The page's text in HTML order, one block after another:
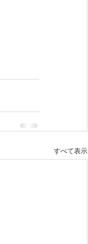
すべて表示